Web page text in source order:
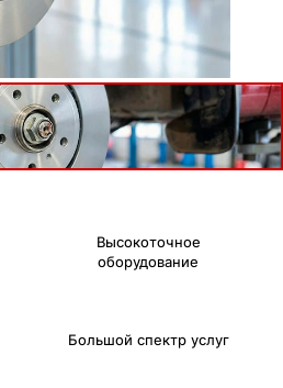
Высокоточное
оборудование
Большой спектр услуг